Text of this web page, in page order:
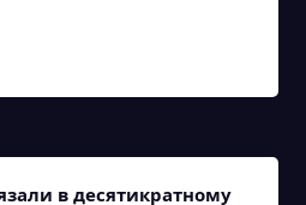
в десятикратному